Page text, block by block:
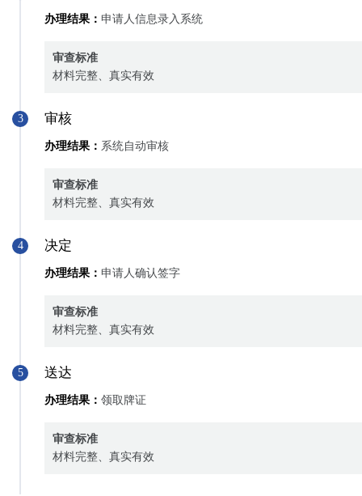
办理结果： 申请人信息录入系统
审查标准
材料完整、真实有效
3 审核
办理结果： 系统自动审核
审查标准
材料完整、真实有效
4 决定
办理结果： 申请人确认签字
审查标准
材料完整、真实有效
5 送达
办理结果： 领取牌证
审查标准
材料完整、真实有效